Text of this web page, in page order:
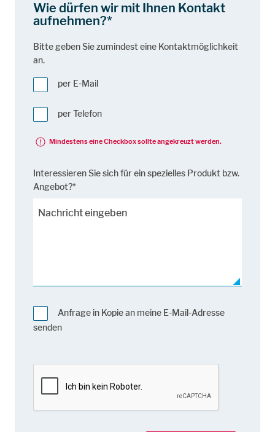
Wie dürfen wir mit Ihnen Kontakt
aufnehmen?*
Bitte geben Sie zumindest eine Kontaktmöglichkeit
an.
per E-Mail
per Telefon
Mindestens eine Checkbox sollte angekreuzt werden.
Interessieren Sie sich für ein spezielles Produkt bzw.
Angebot?*
Anfrage in Kopie an meine E-Mail-Adresse
senden